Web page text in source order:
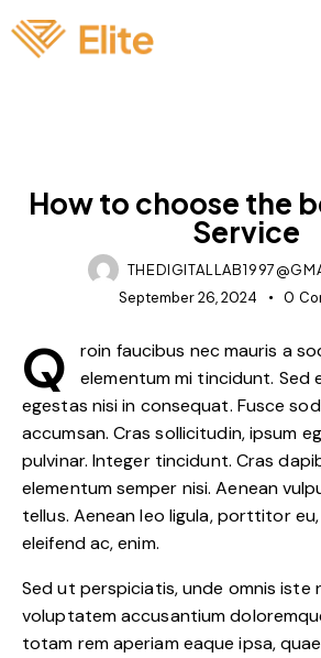
How to choose the
Service
September 26, 2024 0
Q
roin faucibus nec mauris a
elementum mi tincidunt. Sed
egestas nisi in consequat. Fusce
accumsan. Cras sollicitudin, ipsum
pulvinar. Integer tincidunt. Cras
elementum semper nisi. Aenean
tellus. Aenean leo ligula, porttitor
eleifend ac, enim.
Sed ut perspiciatis, unde omnis iste
voluptatem accusantium
totam rem aperiam eaque ipsa,